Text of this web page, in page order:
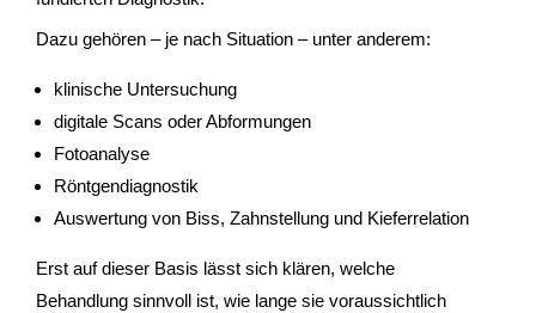
Dazu gehören – je nach Situation – unter anderem:
klinische Untersuchung
digitale Scans oder Abformungen
Fotoanalyse
Röntgendiagnostik
Auswertung von Biss, Zahnstellung und Kieferrelation
Erst auf dieser Basis lässt sich klären, welche
Behandlung sinnvoll ist, wie lange sie voraussichtlich